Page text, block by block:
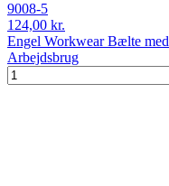
9008-5
124,00 kr.
Engel Workwear Bælte
Arbejdsbrug